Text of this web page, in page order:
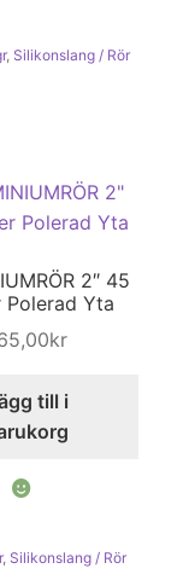
, Silikonslang / Rör
2″ 45
Polerad Yta
kr
till i
, Silikonslang / Rör